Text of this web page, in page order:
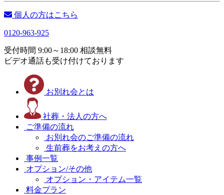
個人の方はこちら
0120-963-925
受付時間 9:00～18:00 相談無料
ビデオ通話も受け付けております
お別れ会とは
社葬・法人の方へ
ご準備の流れ
お別れ会のご準備の流れ
生前葬をお考えの方へ
事例一覧
オプション/その他
オプション・アイテム一覧
料金プラン